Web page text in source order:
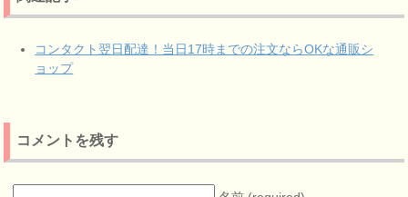
コンタクト翌日配達！当日17時までの注文ならOKな通販シ
ョップ
コメントを残す